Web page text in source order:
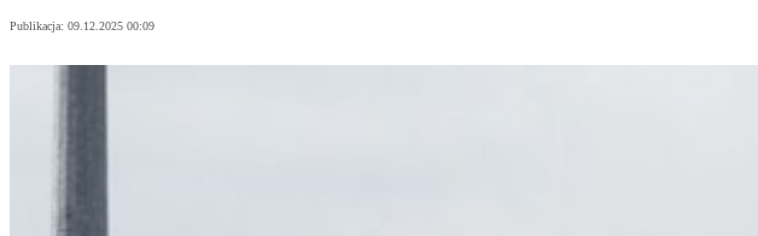
Publikacja: 09.12.2025 00:09